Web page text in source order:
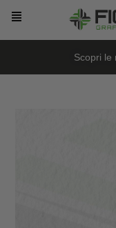
Scopri le